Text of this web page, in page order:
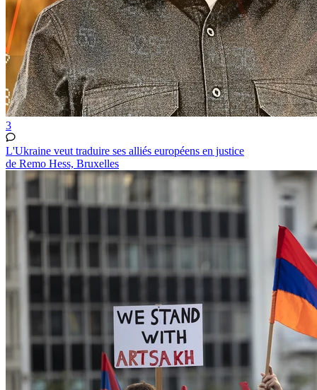
3
L'Ukraine veut traduire ses alliés européens en justice
de Remo Hess, Bruxelles